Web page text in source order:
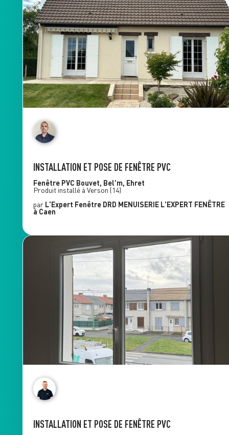
INSTALLATION ET POSE DE FENÊTRE PVC
Fenêtre PVC Bouvet, Bel'm, Ehret
Produit installé à Verson (14)
par L'Expert Fenêtre DRD MENUISERIE L'EXPERT FENÊTRE
à Caen
INSTALLATION ET POSE DE FENÊTRE PVC